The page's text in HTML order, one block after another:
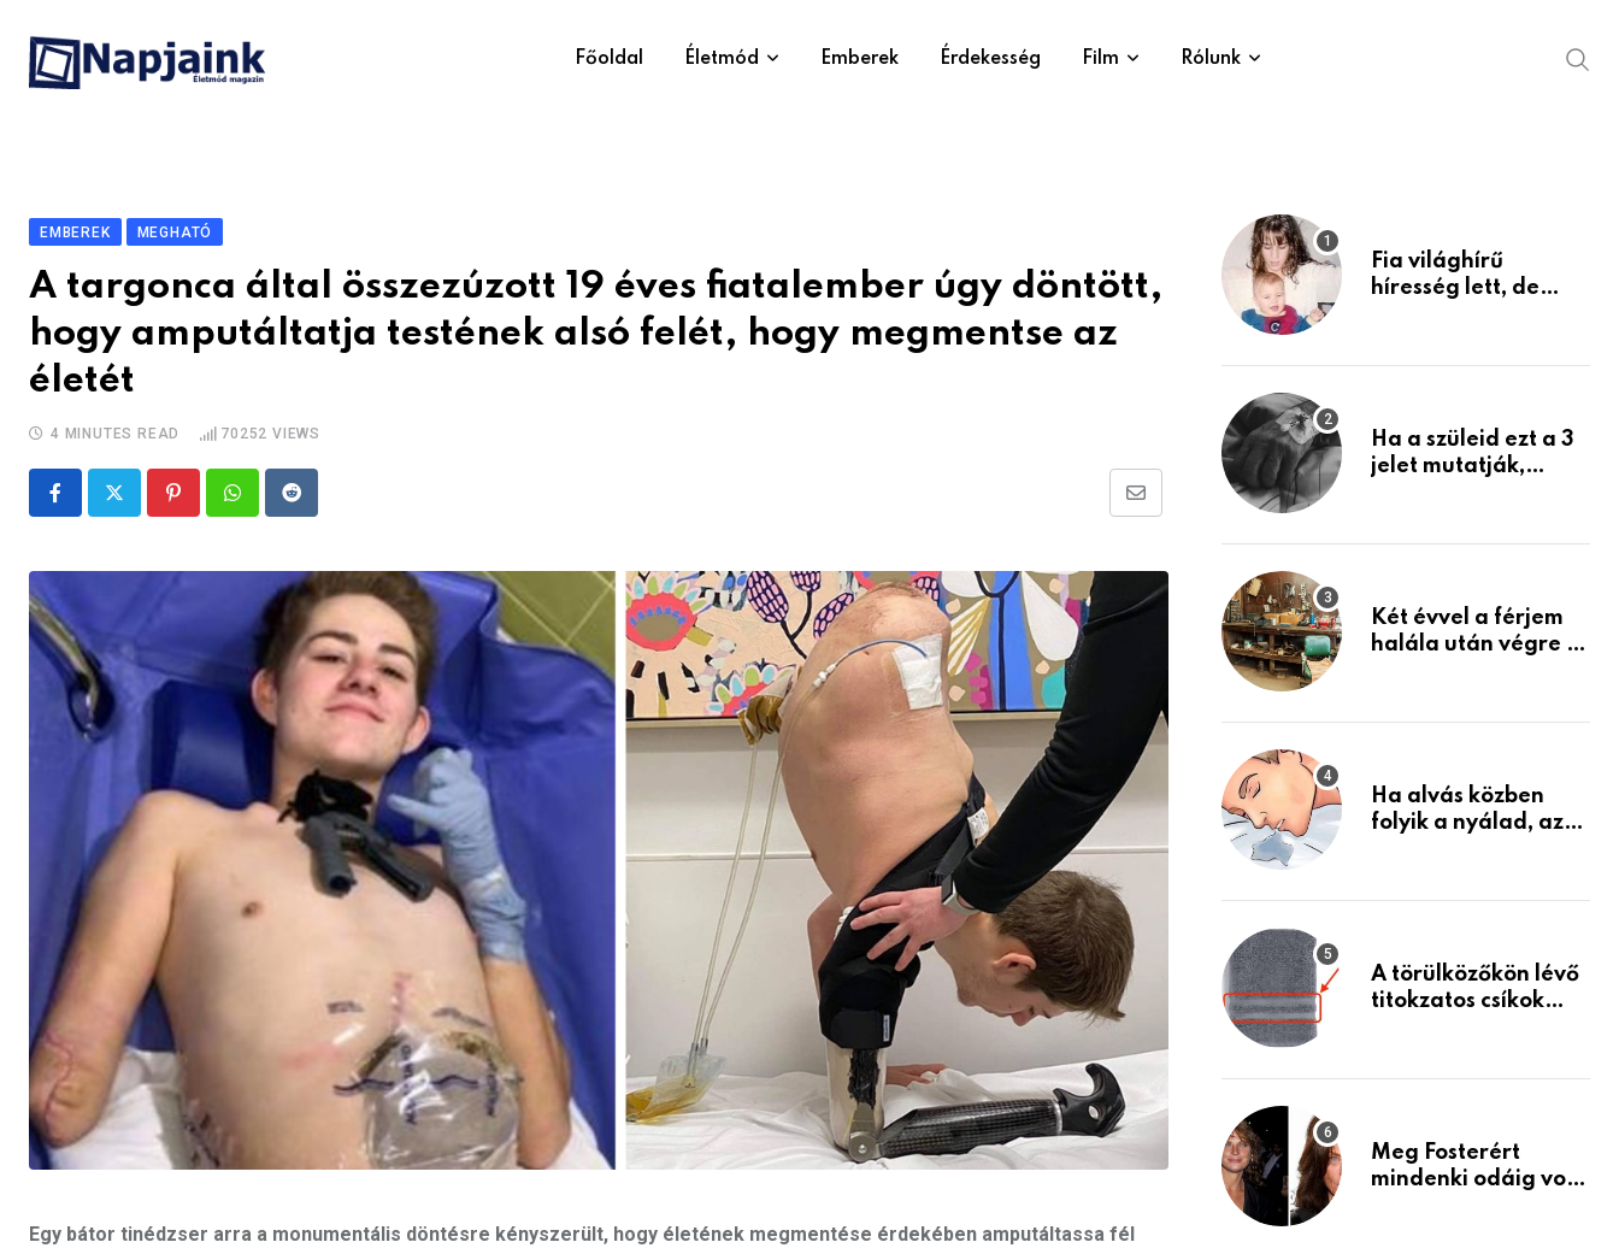
content
Főoldal Életmód Emberek Érdekesség Film Rólunk
EMBEREK MEGHATÓ
A targonca által összezúzott 19 éves fiatalember úgy döntött,
hogy amputáltatja testének alsó felét, hogy megmentse az
életét
4 MINUTES READ 70252 VIEWS
PinterestWhatsappReddit
Share
Email
Egy bátor tinédzser arra a monumentális döntésre kényszerült, hogy életének megmentése érdekében amputáltassa fél
Fia világhírű
híresség lett, de
mint azt el tudnád
Ha a szüleid ezt a 3
jelet mutatják,
Készülj fel arra, ami
Két évvel a férjem
halála után végre át
holmiját – amit
életemet
Ha alvás közben
folyik a nyálad, az
A törülközőkön lévő
titokzatos csíkok
Meg Fosterért
mindenki odáig volt